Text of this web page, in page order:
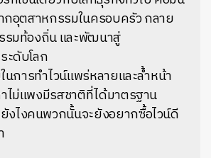
กอุตสาหกรรมในครอบครัว กลาย
รมท้องถิ่น และพัฒนาสู่
ะดับโลก
ในการทำไวน์แพร่หลายและล้ำหน้า
ไม่แพงมีรสชาติที่ได้มาตรฐาน
งไงคนพวกนั้นจะยังอยากซื้อไวน์ดี